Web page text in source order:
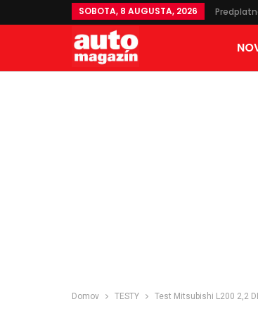
SOBOTA, 8 AUGUSTA, 2026
Domov TESTY Test Mitsubishi L200 2,2